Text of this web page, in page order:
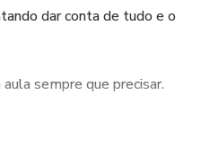
dar conta de tudo e o
sempre que precisar.